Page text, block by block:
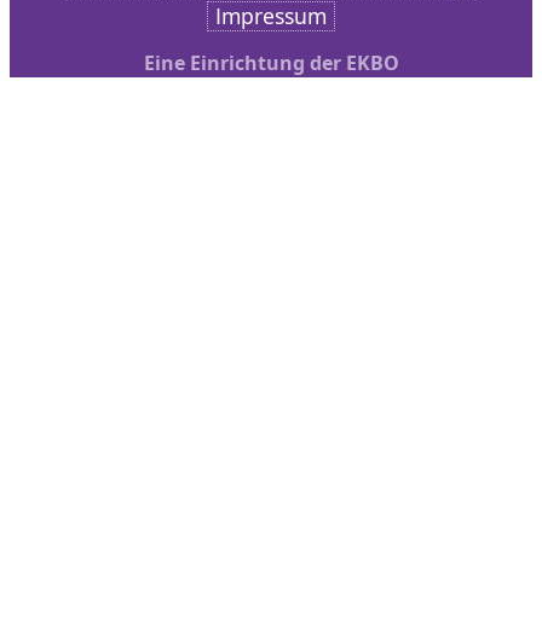
Impressum
Eine Einrichtung der EKBO